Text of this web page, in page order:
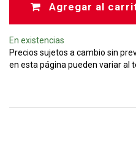
Agregar al
En existencias
Precios sujetos a cambio sin
en esta página pueden variar al